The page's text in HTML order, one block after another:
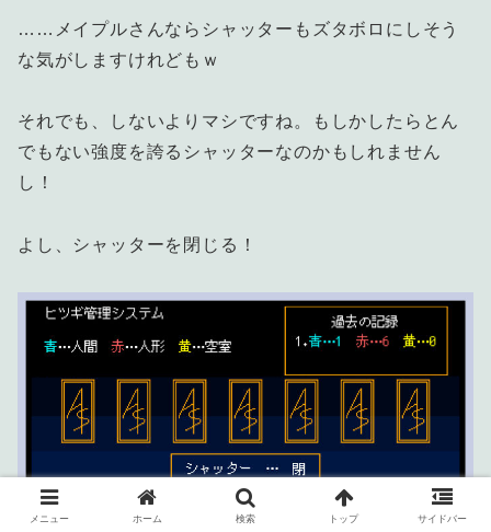
……メイプルさんならシャッターもズタボロにしそう
な気がしますけれどもｗ
それでも、しないよりマシですね。もしかしたらとん
でもない強度を誇るシャッターなのかもしれません
し！
よし、シャッターを閉じる！
メニュー ホーム 検索 トップ サイドバー